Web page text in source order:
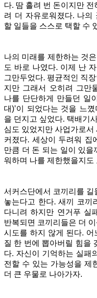
다. 땀 흘려 번 돈이지만 전
려 더 자유로워졌다. 나의
할 일들을 스스로 택할 수
나의 미래를 제한하는 것
도 바로 나였다. 이제 난
그만두었다. 평균적인 직
지만 그래서 오히려 그만
나를 단단하게 만들던 일
대)’이 되었다는 것을 느
을 던지고 싶었다. 택배기
심도 있었지만 사업가로서
커졌다. 세상이 두려워 집
만큼 더 돈 되는 일이 있을
워하며 나를 제한했을지도
서커스단에서 코끼리를 길
놓는다고 한다. 새끼 코끼
다니려 하지만 연거푸 실
반복되면 코끼리들은 더
시도를 하지 않게 된다. 어
질 한 번에 뽑아버릴 힘을
다. 자신이 기억하는 실패
전할 수 있는 가능성을 제
더 큰 우물로 나아가자.